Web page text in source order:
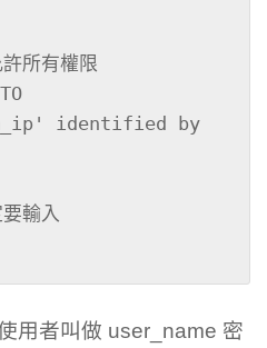
所有權限
identified by
輸入
用者叫做 user_name 密